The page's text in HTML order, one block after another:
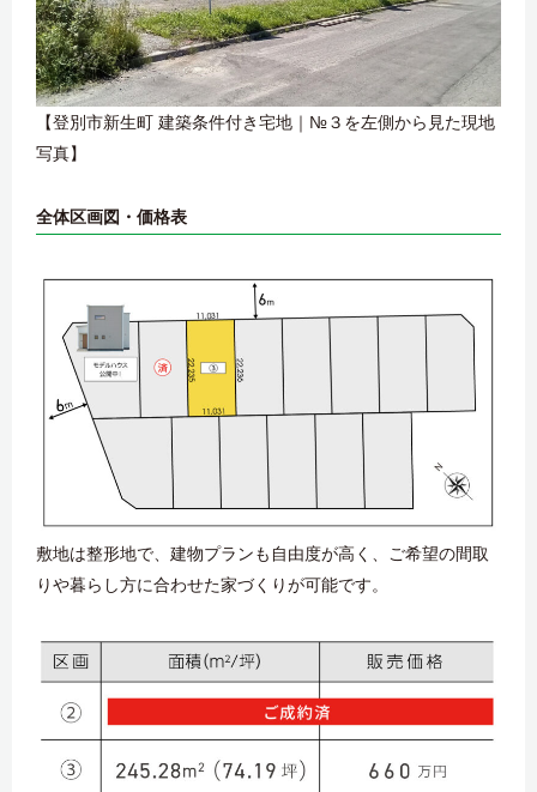
【登別市新生町 建築条件付き宅地｜№３を左側から見た現地
写真】
全体区画図・価格表
敷地は整形地で、建物プランも自由度が高く、ご希望の間取
りや暮らし方に合わせた家づくりが可能です。